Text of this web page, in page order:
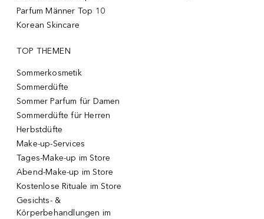
Parfum Männer Top 10
Korean Skincare
TOP THEMEN
Sommerkosmetik
Sommerdüfte
Sommer Parfum für Damen
Sommerdüfte für Herren
Herbstdüfte
Make-up-Services
Tages-Make-up im Store
Abend-Make-up im Store
Kostenlose Rituale im Store
Gesichts- &
Körperbehandlungen im